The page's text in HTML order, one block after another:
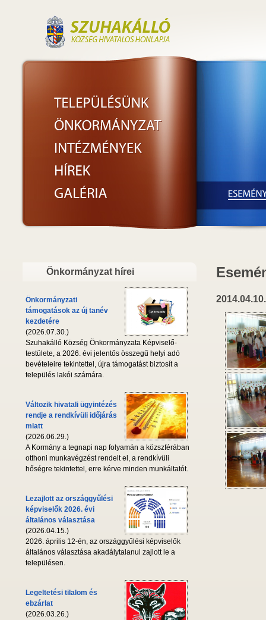
Önkormányzat hírei
Önkormányzati
támogatások az új tanév
kezdetére
(2026.07.30.)
Szuhakálló Község Önkormányzata Képviselő-
testülete, a 2026. évi jelentős összegű helyi adó
bevételeire tekintettel, újra támogatást biztosít a
település lakói számára.
Változik hivatali ügyintézés
rendje a rendkívüli időjárás
miatt
(2026.06.29.)
A Kormány a tegnapi nap folyamán a közszférában
otthoni munkavégzést rendelt el, a rendkívüli
hőségre tekintettel, erre kérve minden munkáltatót.
Lezajlott az országgyűlési
képviselők 2026. évi
általános választása
(2026.04.15.)
2026. április 12-én, az országgyűlési képviselők
általános választása akadálytalanul zajlott le a
településen.
Legeltetési tilalom és
ebzárlat
(2026.03.26.)
2014.04.10.